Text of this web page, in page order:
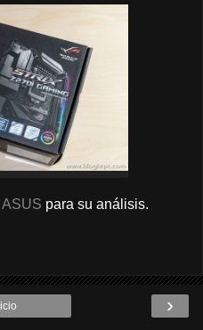
ASUS para su análisis.
›